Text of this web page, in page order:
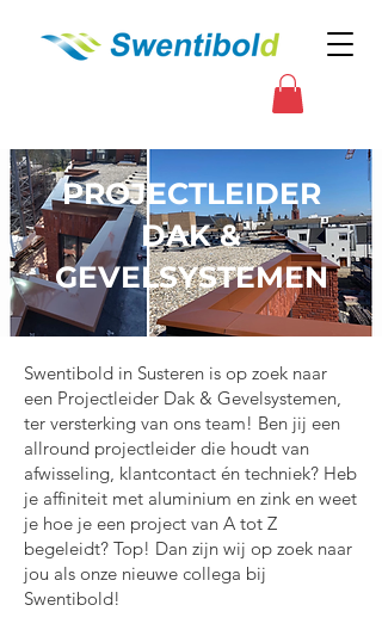
PROJECTLEIDER
DAK &
GEVELSYSTEMEN
Swentibold in Susteren is op zoek naar
een Projectleider Dak & Gevelsystemen,
ter versterking van ons team! Ben jij een
allround projectleider die houdt van
afwisseling, klantcontact én techniek? Heb
je affiniteit met aluminium en zink en weet
je hoe je een project van A tot Z
begeleidt? Top! Dan zijn wij op zoek naar
jou als onze nieuwe collega bij
Swentibold!